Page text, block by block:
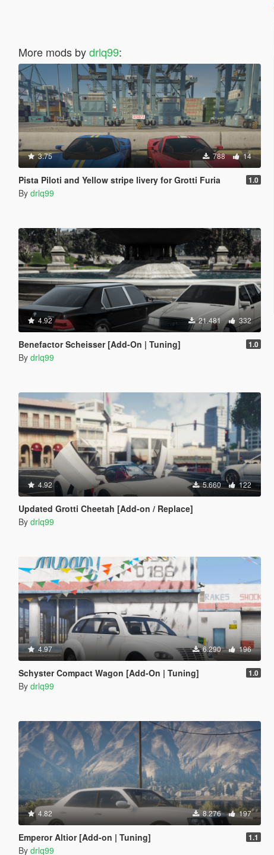
More mods bydrlq99:
3.75 788 14
Pista Piloti and Yellow stripe livery for Grotti Furia 1.0
By drlq99
4.92 21.481 332
Benefactor Scheisser [Add-On | Tuning] 1.0
By drlq99
4.92 5.660 122
Updated Grotti Cheetah [Add-on / Replace]
By drlq99
4.97 6.290 196
Schyster Compact Wagon [Add-On | Tuning] 1.0
By drlq99
4.82 8.276 197
Emperor Altior [Add-on | Tuning] 1.1
By drlq99